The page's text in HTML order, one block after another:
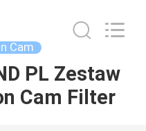
Cam
PL Zestaw
Cam Filter